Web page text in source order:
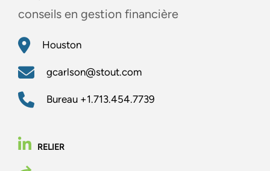
conseils en gestion financière
Houston
gcarlson@stout.com
Bureau +1.713.454.7739
RELIER